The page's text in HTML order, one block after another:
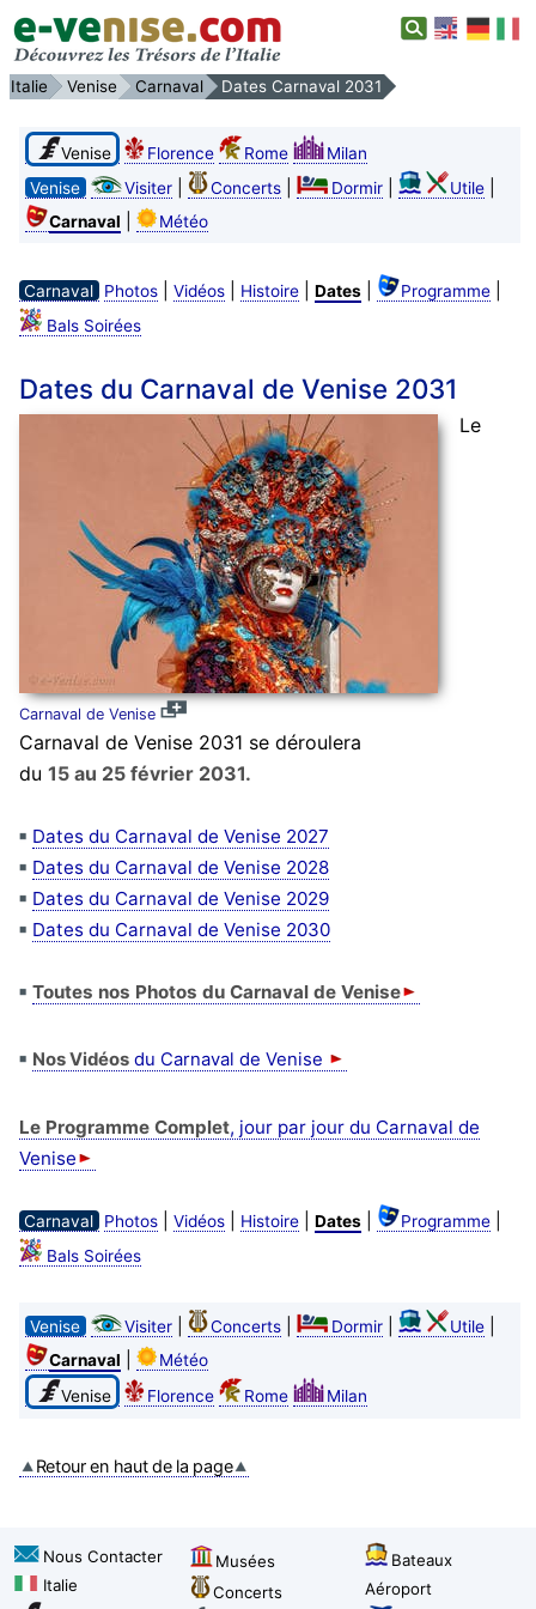
Italie Venise Carnaval Dates Carnaval 2031
Venise Florence Rome
Milan
Venise
Visiter| Concerts| Dormir| Utile|
Carnaval Météo
Carnaval Photos| Vidéos| Histoire| Dates| Programme|
Bals Soirées
Dates du Carnaval de Venise 2031
Carnaval de Venise
Le
Carnaval de Venise 2031 se déroulera
du 15 au 25 février 2031.
Dates du Carnaval de Venise 2027
Dates du Carnaval de Venise 2028
Dates du Carnaval de Venise 2029
Dates du Carnaval de Venise 2030
Toutes nos Photos du Carnaval de Venise
Nos Vidéosdu Carnaval de Venise
Le Programme Complet, jour par jour du Carnaval de
Venise
Carnaval Photos| Vidéos| Histoire| Dates| Programme|
Bals Soirées
Venise Visiter| Concerts| Dormir| Utile|
Carnaval
Météo
Venise
Florence Rome Milan
Retour en haut de la page
Nous Contacter
Italie
Musées
Concerts
Bateaux
Aéroport